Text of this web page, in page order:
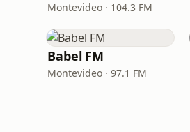
Montevideo · 104.3 FM
Babel FM
Montevideo · 97.1 FM